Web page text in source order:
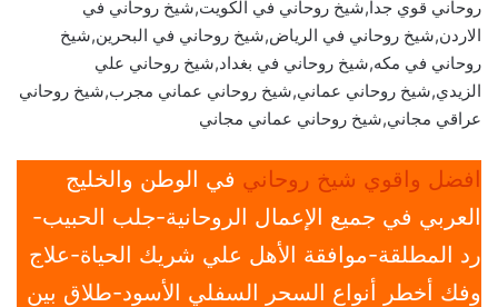
روحاني قوي جدا,شيخ روحاني في الكويت,شيخ روحاني في
الاردن,شيخ روحاني في الرياض,شيخ روحاني في البحرين,شيخ
روحاني في مكه,شيخ روحاني في بغداد,شيخ روحاني علي
الزيدي,شيخ روحاني عماني,شيخ روحاني عماني مجرب,شيخ روحاني
عراقي مجاني,شيخ روحاني عماني مجاني
افضل واقوي شيخ روحاني في الوطن والخليج
العربي في جميع الإعمال الروحانية-جلب الحبيب-
رد المطلقة-موافقة الأهل علي شريك الحياة-علاج
وفك أخطر أنواع السحر السفلي الأسود-طلاق بين